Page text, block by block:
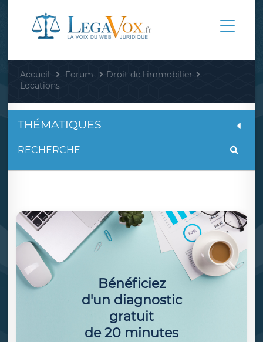
Accueil Forum
Droit de l'immobilier
Locations
THÉMATIQUES
Bénéficiez
d'un diagnostic
gratuit
de 20 minutes